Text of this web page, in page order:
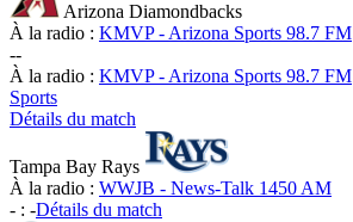
Arizona Diamondbacks
À la radio : KMVP - Arizona Sports 98.7 FM
--
À la radio : KMVP - Arizona Sports 98.7 FM
Sports
Détails du match
Tampa Bay Rays
À la radio : WWJB - News-Talk 1450 AM
- : -Détails du match